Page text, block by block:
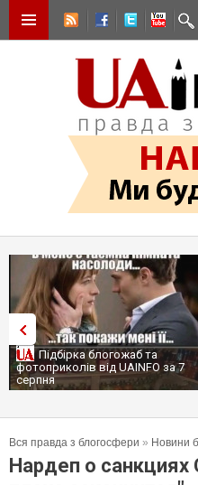
Підбірка блогожаб та
фотоприколів від UAINFO за 7
серпня
Вся правда з блогосфери » Новини
Нардеп о